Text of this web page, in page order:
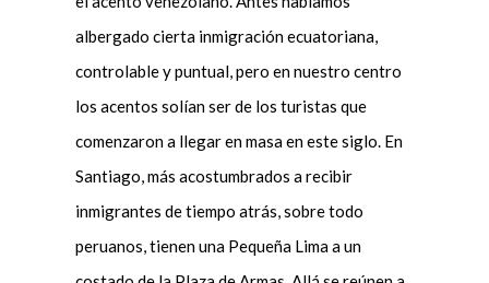
albergado cierta inmigración ecuatoriana,
controlable y puntual, pero en nuestro centro
los acentos solían ser de los turistas que
comenzaron a llegar en masa en este siglo. En
Santiago, más acostumbrados a recibir
inmigrantes de tiempo atrás, sobre todo
peruanos, tienen una Pequeña Lima a un